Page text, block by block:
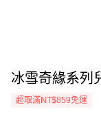
冰雪奇緣系列
超取滿NT$859免運